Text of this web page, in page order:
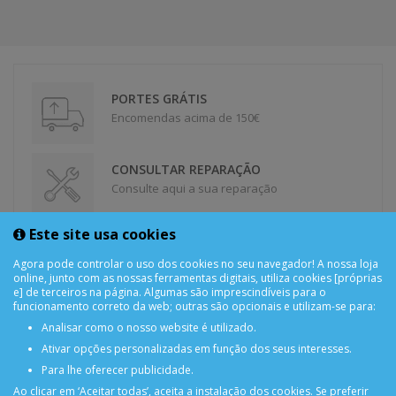
PORTES GRÁTIS
Encomendas acima de 150€
CONSULTAR REPARAÇÃO
Consulte aqui a sua reparação
DEVOLUÇÕES
Devolução Garantida!
SUPORTE ONLINE
Este site usa cookies
Agora pode controlar o uso dos cookies no seu navegador! A nossa loja
online, junto com as nossas ferramentas digitais, utiliza cookies [próprias
e] de terceiros na página. Algumas são imprescindíveis para o
funcionamento correto da web; outras são opcionais e utilizam-se para:
Analisar como o nosso website é utilizado.
Ativar opções personalizadas em função dos seus interesses.
Para lhe oferecer publicidade.
Ao clicar em ‘Aceitar todas’, aceita a instalação dos cookies. Se preferir